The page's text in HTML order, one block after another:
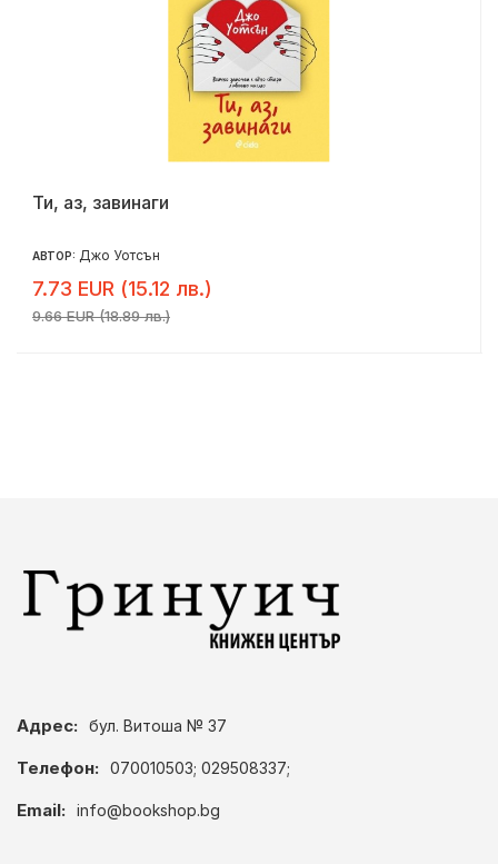
Ти, аз, завинаги
АВТОР: Джо Уотсън
7.73 EUR (15.12 лв.)
9.66 EUR (18.89 лв.)
Адрес: бул. Витоша № 37
Телефон: 070010503; 029508337;
Email: info@bookshop.bg